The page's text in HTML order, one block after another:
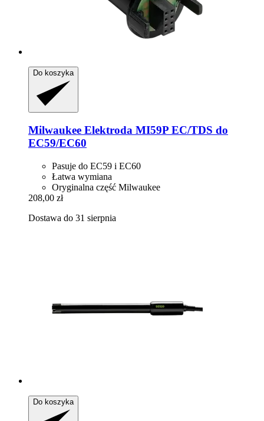
Do koszyka
Milwaukee Elektroda MI59P EC/TDS do
EC59/EC60
Pasuje do EC59 i EC60
Łatwa wymiana
Oryginalna część Milwaukee
208,00 zł
Dostawa do 31 sierpnia
Do koszyka